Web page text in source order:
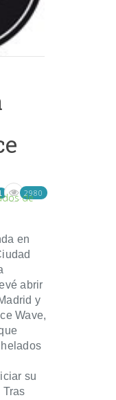
de
2980
en
abrir
y
Wave,
su
Tras